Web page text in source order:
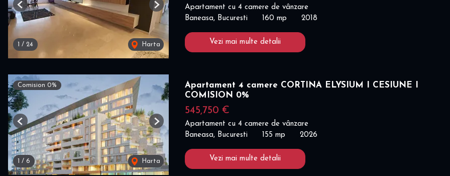
1 / 24 Harta
Previous Next
Apartament cu 4 camere de vânzare
Baneasa, Bucuresti
160 mp 2018
Vezi mai multe detalii
Comision 0%
1 / 6 Harta
Previous Next
Apartament 4 camere CORTINA ELYSIUM I CESIUNE I
COMISION 0%
545,750 €
Apartament cu 4 camere de vânzare
Baneasa, Bucuresti
155 mp 2026
Vezi mai multe detalii